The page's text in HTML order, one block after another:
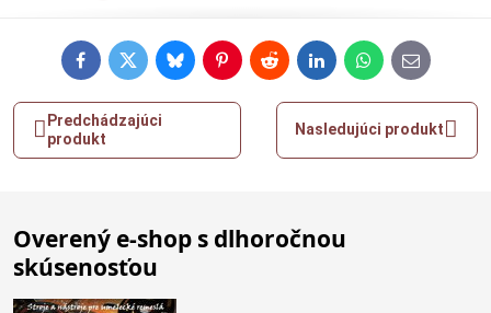
FacebookTwitterBlueskyPinterestRedditLinkedInWhatsApp
E-
mail
Predchádzajúci
produkt
Nasledujúci produkt
Overený e-shop s dlhoročnou
skúsenosťou